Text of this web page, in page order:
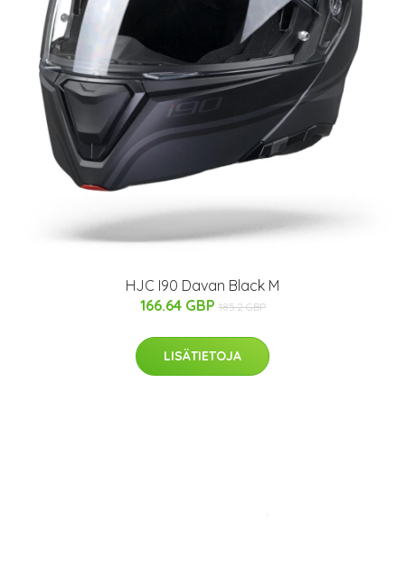
HJC I90 Davan Black M
166.64 GBP 185.2 GBP
LISÄTIETOJA